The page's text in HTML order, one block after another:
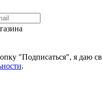
"Подписаться", я даю
.